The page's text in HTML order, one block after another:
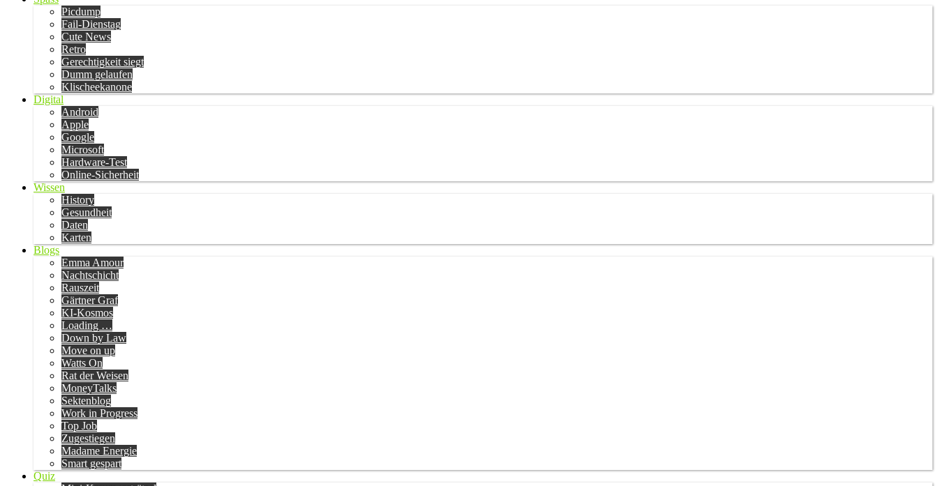
Picdump
Fail-Dienstag
Cute News
Retro
Gerechtigkeit siegt
Dumm gelaufen
Klischeekanone
Digital
Android
Apple
Google
Microsoft
Hardware-Test
Online-Sicherheit
Wissen
History
Gesundheit
Daten
Karten
Blogs
Emma Amour
Nachtschicht
Rauszeit
Gärtner Graf
KI-Kosmos
Loading …
Down by Law
Move on up
Watts On
Rat der Weisen
MoneyTalks
Sektenblog
Work in Progress
Top Job
Zugestiegen
Madame Energie
Smart gespart
Quiz